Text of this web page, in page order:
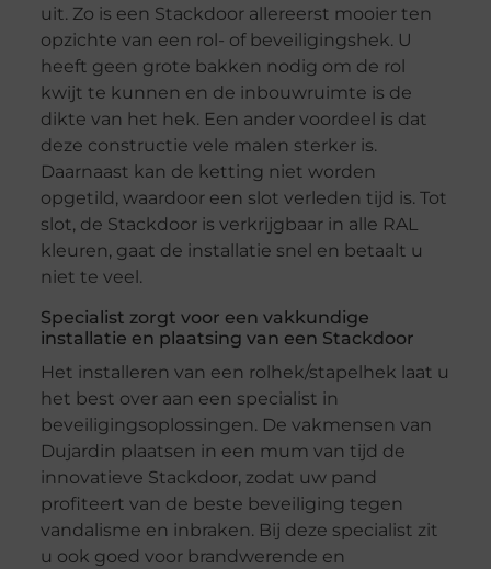
uit. Zo is een Stackdoor allereerst mooier ten
opzichte van een rol- of beveiligingshek. U
heeft geen grote bakken nodig om de rol
kwijt te kunnen en de inbouwruimte is de
dikte van het hek. Een ander voordeel is dat
deze constructie vele malen sterker is.
Daarnaast kan de ketting niet worden
opgetild, waardoor een slot verleden tijd is. Tot
slot, de Stackdoor is verkrijgbaar in alle RAL
kleuren, gaat de installatie snel en betaalt u
niet te veel.
Specialist zorgt voor een vakkundige
installatie en plaatsing van een Stackdoor
Het installeren van een rolhek/stapelhek laat u
het best over aan een specialist in
beveiligingsoplossingen. De vakmensen van
Dujardin plaatsen in een mum van tijd de
innovatieve Stackdoor, zodat uw pand
profiteert van de beste beveiliging tegen
vandalisme en inbraken. Bij deze specialist zit
u ook goed voor brandwerende en